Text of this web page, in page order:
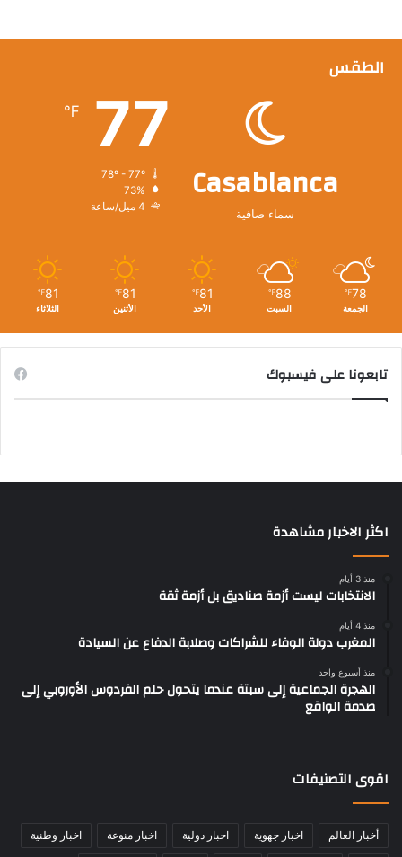
الطقس
Casablanca
سماء صافية
77
℉
73%
4 ميل/ساعة
78
℉
الجمعة
88
℉
السبت
81
℉
الأحد
81
℉
الأثنين
81
℉
الثلاثاء
تابعونا على فيسبوك
اكثر الاخبار مشاهدة
منذ 3 أيام
الانتخابات ليست أزمة صناديق بل أزمة ثقة
منذ 4 أيام
المغرب دولة الوفاء للشراكات وصلابة الدفاع عن السيادة
منذ أسبوع واحد
الهجرة الجماعية إلى سبتة عندما يتحول حلم الفردوس الأوروبي إلى
صدمة الواقع
اقوى التصنيفات
أخبار العالم اخبار جهوية اخبار دولية اخبار منوعة اخبار وطنية